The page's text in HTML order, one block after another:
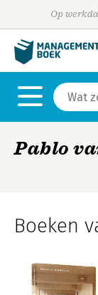
Op
Pablo
Boeken